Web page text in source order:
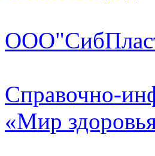
Справочно-
«Мир